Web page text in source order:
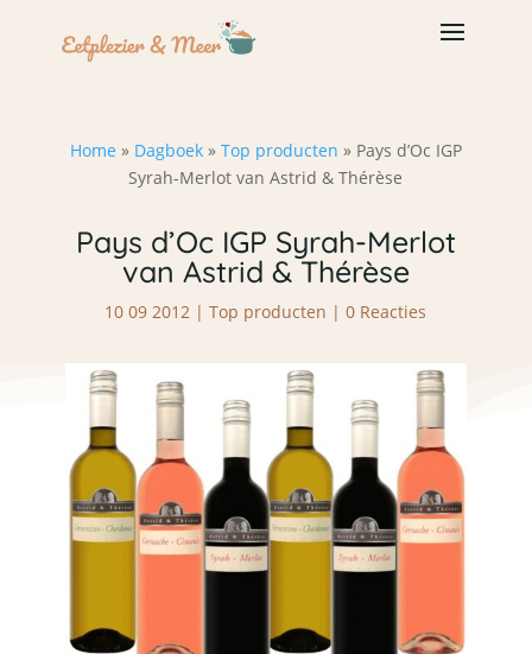
Home » Dagboek» Top producten » Pays d’Oc IGP
Syrah-Merlot van Astrid & Thérèse
Pays d’Oc IGP Syrah-Merlot
van Astrid & Thérèse
10 09 2012 |Top producten |0 Reacties